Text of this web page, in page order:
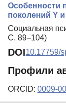
Особенности
поколений Y
Социальная
С. 89–104)
DOI10.17759/
Профили
ORCID: 0009-